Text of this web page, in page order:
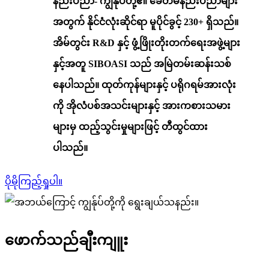
အတွက် နိုင်ငံလုံးဆိုင်ရာ မူပိုင်ခွင့် 230+ ရှိသည်။
အိမ်တွင်း R&D နှင့် ဖွံ့ဖြိုးတိုးတက်ရေးအဖွဲ့များ
နှင့်အတူ SIBOASI သည် အမြဲတမ်းဆန်းသစ်
နေပါသည်။ ထုတ်ကုန်များနှင့် ပရိုဂရမ်အားလုံး
ကို အိုလံပစ်အသင်းများနှင့် အားကစားသမား
များမှ ထည့်သွင်းမှုများဖြင့် တီထွင်ထား
ပါသည်။
ပိုမိုကြည့်ရှုပါ။
ဖောက်သည်ချီးကျူး